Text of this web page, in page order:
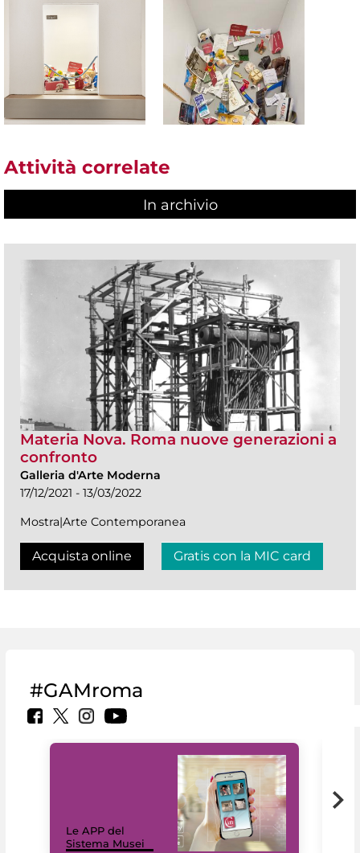
Attività correlate
In archivio
Materia Nova. Roma nuove generazioni a
confronto
Galleria d'Arte Moderna
17/12/2021 - 13/03/2022
Mostra|Arte Contemporanea
Acquista online Gratis con la MIC card
#GAMroma
Le APP del
Sistema Musei